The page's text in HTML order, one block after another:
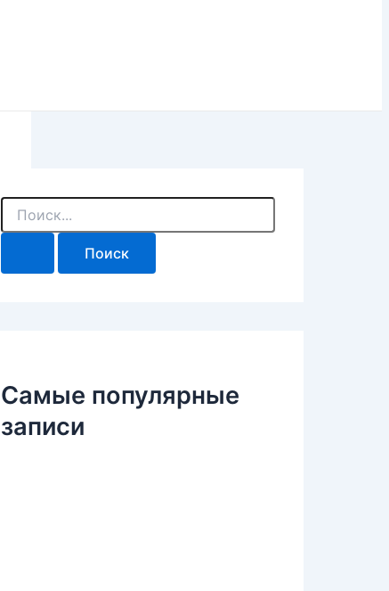
П
и
к
Самые популярные
записи